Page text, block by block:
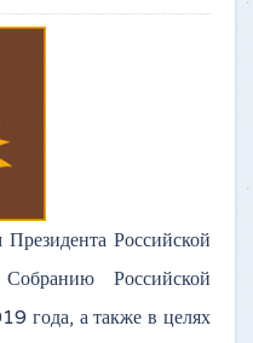
Российской
Российской
года, а также в целях